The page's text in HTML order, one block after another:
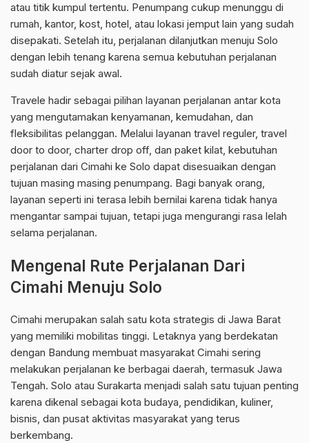
atau titik kumpul tertentu. Penumpang cukup menunggu di
rumah, kantor, kost, hotel, atau lokasi jemput lain yang sudah
disepakati. Setelah itu, perjalanan dilanjutkan menuju Solo
dengan lebih tenang karena semua kebutuhan perjalanan
sudah diatur sejak awal.
Travele hadir sebagai pilihan layanan perjalanan antar kota
yang mengutamakan kenyamanan, kemudahan, dan
fleksibilitas pelanggan. Melalui layanan travel reguler, travel
door to door, charter drop off, dan paket kilat, kebutuhan
perjalanan dari Cimahi ke Solo dapat disesuaikan dengan
tujuan masing masing penumpang. Bagi banyak orang,
layanan seperti ini terasa lebih bernilai karena tidak hanya
mengantar sampai tujuan, tetapi juga mengurangi rasa lelah
selama perjalanan.
Mengenal Rute Perjalanan Dari
Cimahi Menuju Solo
Cimahi merupakan salah satu kota strategis di Jawa Barat
yang memiliki mobilitas tinggi. Letaknya yang berdekatan
dengan Bandung membuat masyarakat Cimahi sering
melakukan perjalanan ke berbagai daerah, termasuk Jawa
Tengah. Solo atau Surakarta menjadi salah satu tujuan penting
karena dikenal sebagai kota budaya, pendidikan, kuliner,
bisnis, dan pusat aktivitas masyarakat yang terus
berkembang.